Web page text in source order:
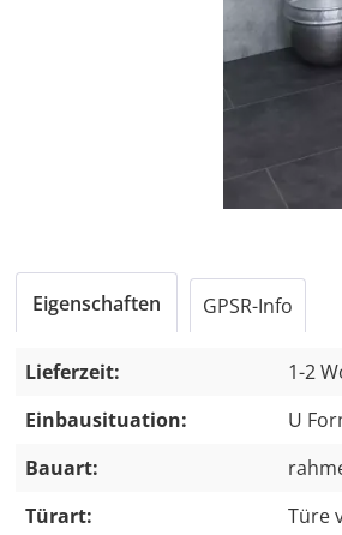
Eigenschaften GPSR-Info
Lieferzeit:
1-2
Einbausituation:
U
Bauart:
Türart:
Türe